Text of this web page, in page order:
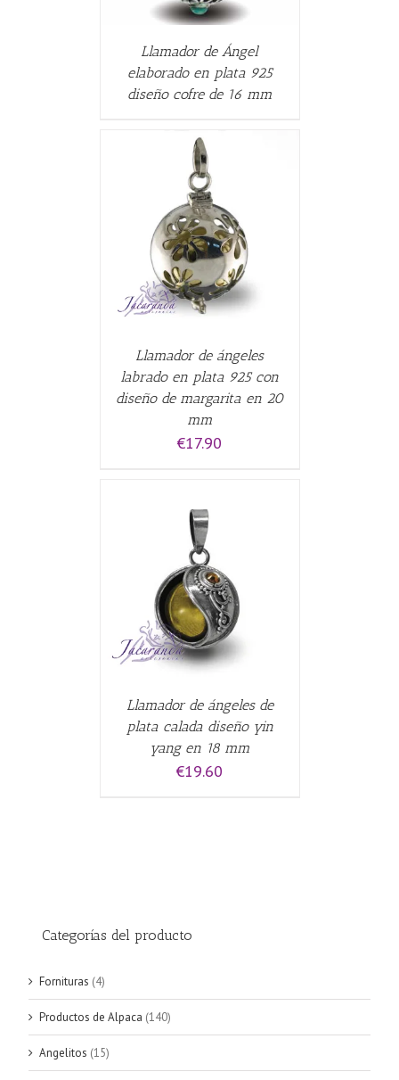
Llamador de Ángel
elaborado en plata 925
diseño cofre de 16 mm
Llamador de ángeles
labrado en plata 925 con
diseño de margarita en 20
mm
€17.90
Llamador de ángeles de
plata calada diseño yin
yang en 18 mm
€19.60
Categorías del producto
Fornituras (4)
Productos de Alpaca (140)
Angelitos (15)